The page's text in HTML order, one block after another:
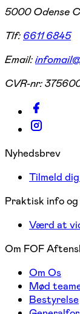
5000 Odense C
Tlf: 6611 6845
Email:
CVR-nr:
Nyhedsbrev
Tilmeld
Praktisk info
Værd at
Om FOF
Om Os
Mød
Bestyrelse